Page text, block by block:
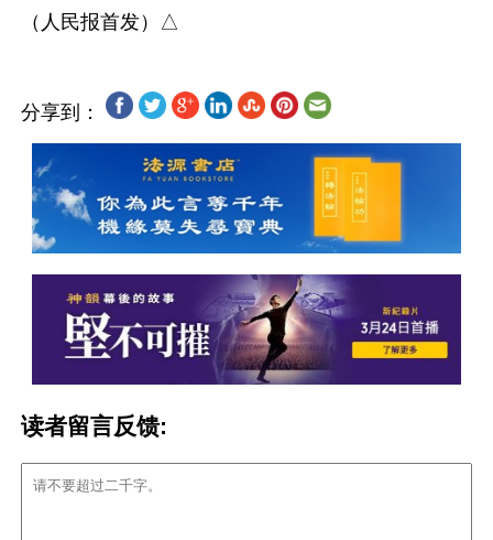
分享到：
读者留言反馈: